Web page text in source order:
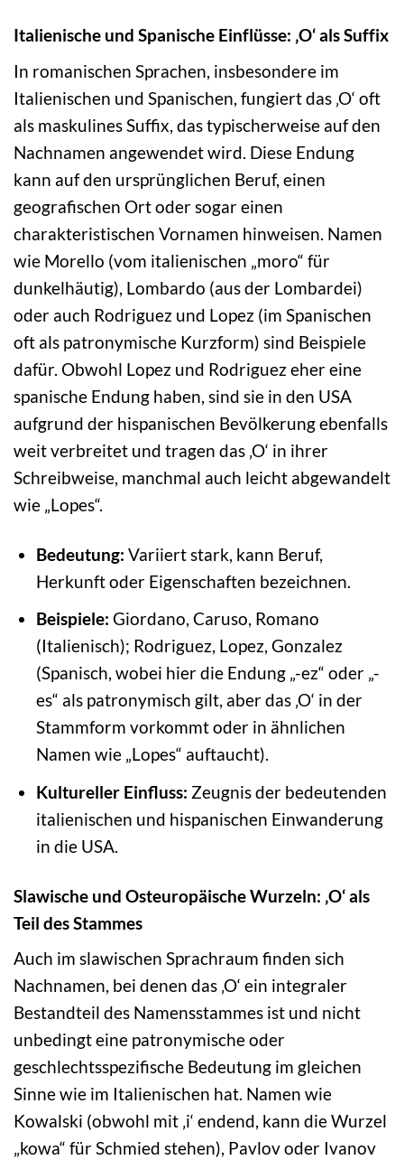
Italienische und Spanische Einflüsse: ‚O‘ als Suffix
In romanischen Sprachen, insbesondere im
Italienischen und Spanischen, fungiert das ‚O‘ oft
als maskulines Suffix, das typischerweise auf den
Nachnamen angewendet wird. Diese Endung
kann auf den ursprünglichen Beruf, einen
geografischen Ort oder sogar einen
charakteristischen Vornamen hinweisen. Namen
wie Morello (vom italienischen „moro“ für
dunkelhäutig), Lombardo (aus der Lombardei)
oder auch Rodriguez und Lopez (im Spanischen
oft als patronymische Kurzform) sind Beispiele
dafür. Obwohl Lopez und Rodriguez eher eine
spanische Endung haben, sind sie in den USA
aufgrund der hispanischen Bevölkerung ebenfalls
weit verbreitet und tragen das ‚O‘ in ihrer
Schreibweise, manchmal auch leicht abgewandelt
wie „Lopes“.
Bedeutung: Variiert stark, kann Beruf,
Herkunft oder Eigenschaften bezeichnen.
Beispiele: Giordano, Caruso, Romano
(Italienisch); Rodriguez, Lopez, Gonzalez
(Spanisch, wobei hier die Endung „-ez“ oder „-
es“ als patronymisch gilt, aber das ‚O‘ in der
Stammform vorkommt oder in ähnlichen
Namen wie „Lopes“ auftaucht).
Kultureller Einfluss: Zeugnis der bedeutenden
italienischen und hispanischen Einwanderung
in die USA.
Slawische und Osteuropäische Wurzeln: ‚O‘ als
Teil des Stammes
Auch im slawischen Sprachraum finden sich
Nachnamen, bei denen das ‚O‘ ein integraler
Bestandteil des Namensstammes ist und nicht
unbedingt eine patronymische oder
geschlechtsspezifische Bedeutung im gleichen
Sinne wie im Italienischen hat. Namen wie
Kowalski (obwohl mit ‚i‘ endend, kann die Wurzel
„kowa“ für Schmied stehen), Pavlov oder Ivanov